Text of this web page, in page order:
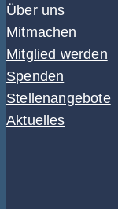
Über uns
Mitmachen
Mitglied werden
Spenden
Stellenangebote
Aktuelles